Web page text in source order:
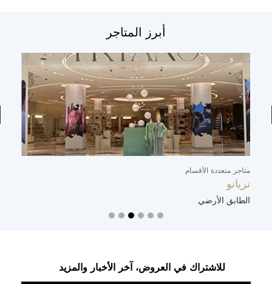
أبرز المتاجر
متاجر متعددة الأقسام
تريانو
الطابق الأرضي
للاشتراك في العروض، آخر الأخبار والمزيد